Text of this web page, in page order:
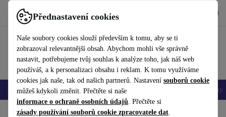
Přednastavení cookies
Naše soubory cookies slouží především k tomu, aby se ti
zobrazoval relevantnější obsah. Abychom mohli vše správně
nastavit, potřebujeme tvůj souhlas k analýze toho, jak náš web
používáš, a k personalizaci obsahu i reklam. K tomu využíváme
cookies jak naše, tak od našich partnerů. Nastavení souborů cookie
můžeš kdykoli změnit. Přečtěte si naše
informace o ochraně osobních údajů. Přečtěte si
zásady používání souborů cookie zpracovatele dat.
Používejte refurbed rychle a snadno
Mobily a smartphony Notebooky Tablety Doplňky
Domů Produkty Notebooky Notebooky Dell